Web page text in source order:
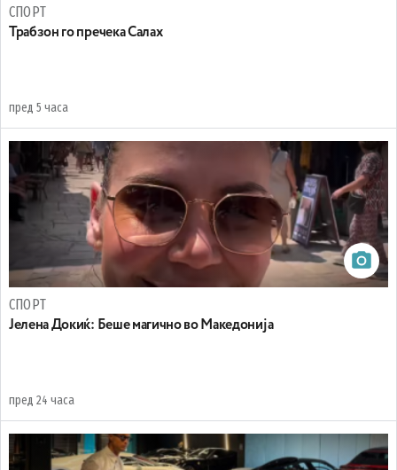
СПОРТ
Трабзон го пречека Салах
пред 5 часа
СПОРТ
Јелена Докиќ: Беше магично во Македонија
пред 24 часа